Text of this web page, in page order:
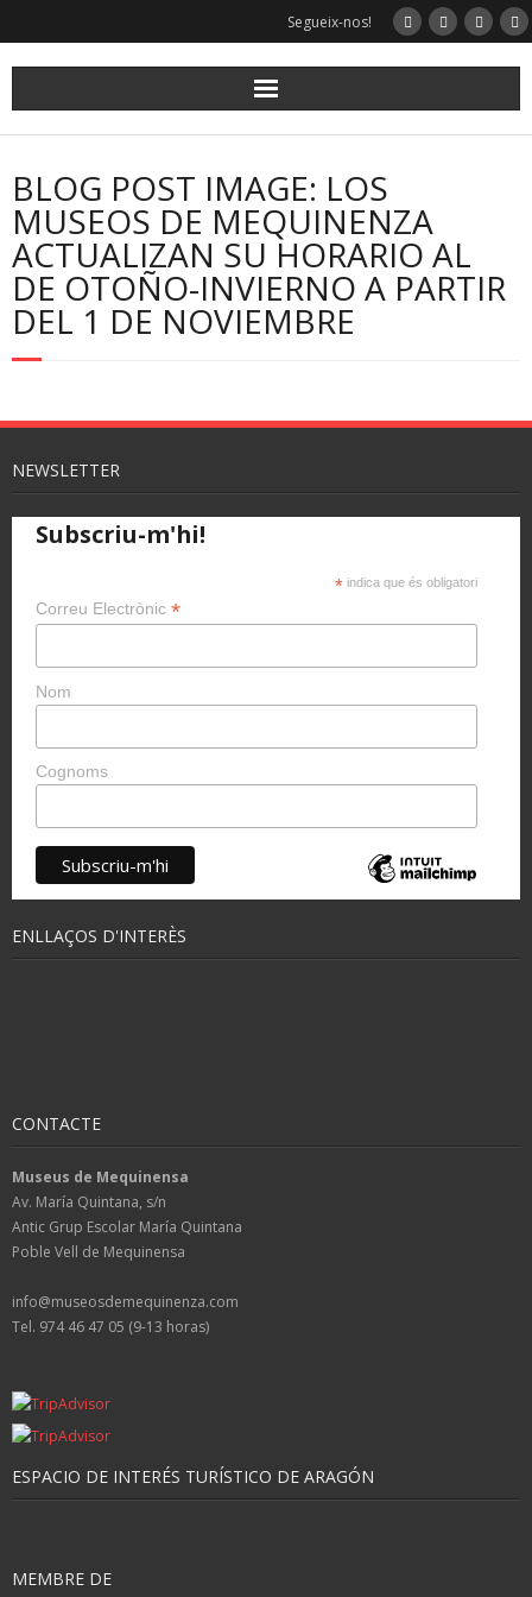
Segueix-nos!
BLOG POST IMAGE: LOS
MUSEOS DE MEQUINENZA
ACTUALIZAN SU HORARIO AL
DE OTOÑO-INVIERNO A PARTIR
DEL 1 DE NOVIEMBRE
NEWSLETTER
Subscriu-m'hi!
* indica que és obligatori
Correu Electrònic *
Nom
Cognoms
ENLLAÇOS D'INTERÈS
CONTACTE
Museus de Mequinensa
Av. María Quintana, s/n
Antic Grup Escolar María Quintana
Poble Vell de Mequinensa
info@museosdemequinenza.com
Tel. 974 46 47 05 (9-13 horas)
ESPACIO DE INTERÉS TURÍSTICO DE ARAGÓN
MEMBRE DE